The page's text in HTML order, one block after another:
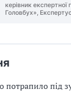
керівник експертної
Головбух»,
потрапило під